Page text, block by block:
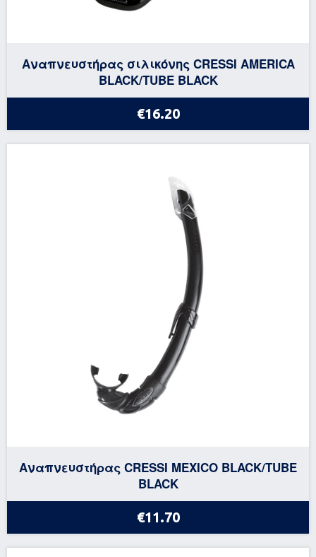
Αναπνευστήρας σιλικόνης CRESSI AMERICA
BLACK/TUBE BLACK
€16.20
Αναπνευστήρας CRESSI MEXICO BLACK/TUBE
BLACK
€11.70